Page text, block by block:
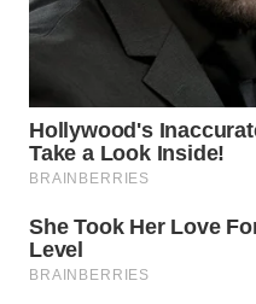
SAMOSIR
WN
PADANG
LAWAS
WN
SUMEDANG